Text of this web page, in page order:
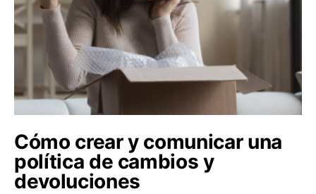
Cómo crear y comunicar una
política de cambios y
devoluciones